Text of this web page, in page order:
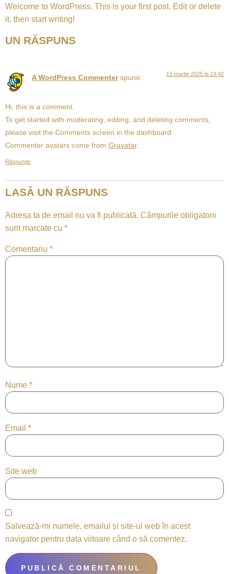
Welcome to WordPress. This is your first post. Edit or delete
it, then start writing!
UN RĂSPUNS
A WordPress Commenter spune: 13 martie 2025 la 19:42
Hi, this is a comment.
To get started with moderating, editing, and deleting comments,
please visit the Comments screen in the dashboard.
Commenter avatars come from Gravatar.
Răspunde
LASĂ UN RĂSPUNS
Adresa ta de email nu va fi publicată. Câmpurile obligatorii
sunt marcate cu *
Comentariu *
Nume *
Email *
Site web
Salvează-mi numele, emailul și site-ul web în acest
navigator pentru data viitoare când o să comentez.